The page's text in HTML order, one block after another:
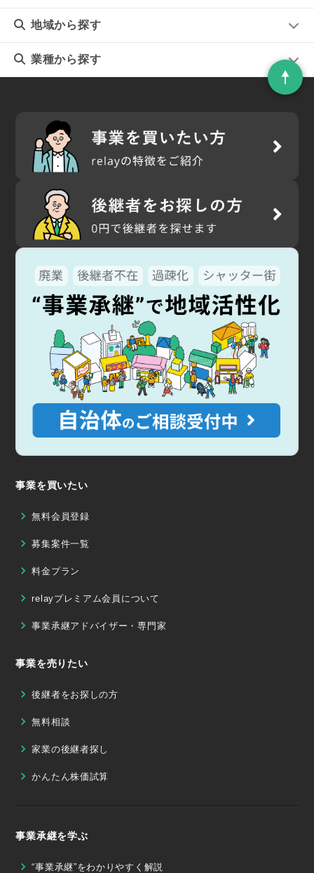
地域から探す
業種から探す
事業を買いたい
無料会員登録
募集案件一覧
料金プラン
relayプレミアム会員について
事業承継アドバイザー・専門家
事業を売りたい
後継者をお探しの方
無料相談
家業の後継者探し
かんたん株価試算
事業承継を学ぶ
“事業承継”をわかりやすく解説